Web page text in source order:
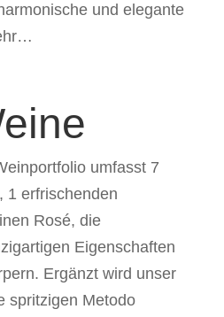
und elegante
umfasst 7
1 erfrischenden
Rosé, die
Eigenschaften
Ergänzt wird unser
spritzigen Metodo